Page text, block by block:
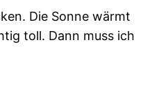
Die Sonne wärmt
toll. Dann muss ich